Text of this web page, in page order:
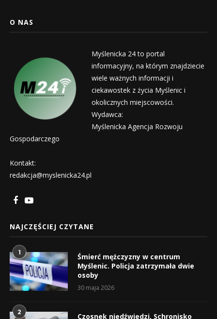
O NAS
Myślenicka 24 to portal
informacyjny, na którym znajdziecie
wiele ważnych informacji i
ciekawostek z życia Myślenic i
okolicznych miejscowości.
Wydawca:
Myślenicka Agencja Rozwoju
Gospodarczego
Kontakt:
redakcja@myslenicka24.pl
NAJCZĘŚCIEJ CZYTANE
1
Śmierć mężczyzny w centrum
Myślenic. Policja zatrzymała dwie
osoby
30 maja 2026
2
Czosnek niedźwiedzi, Schronisko